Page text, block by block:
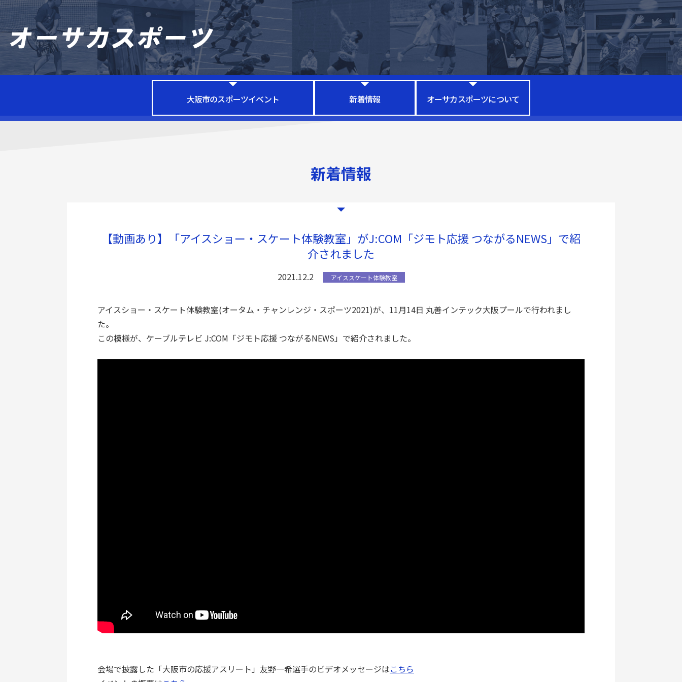
大阪市のスポーツイベント 新着情報 オーサカスポーツについて
新着情報
【動画あり】「アイスショー・スケート体験教室」がJ:COM「ジモト応援 つながるNEWS」で紹
介されました
2021.12.2 アイススケート体験教室
アイスショー・スケート体験教室(オータム・チャンレンジ・スポーツ2021)が、11月14日 丸善インテック大阪プールで行われまし
た。
この模様が、ケーブルテレビ J:COM「ジモト応援 つながるNEWS」で紹介されました。
会場で披露した「大阪市の応援アスリート」友野一希選手のビデオメッセージはこちら